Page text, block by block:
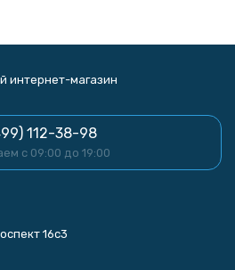
интернет-магазин
112-38-98
с 09:00 до 19:00
16с3